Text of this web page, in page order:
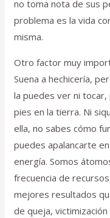
no toma nota de sus
problema es la vida
misma.
Otro factor muy
Suena a hechicería,
la puedes ver ni
pies en la tierra. Ni
ella, no sabes cómo
puedes apalancarte
energía. Somos
frecuencia de
mejores resultados
de queja,